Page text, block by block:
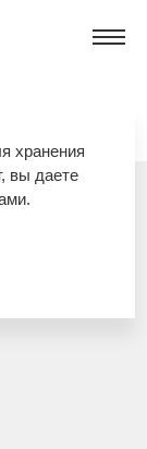
хранения
вы даете